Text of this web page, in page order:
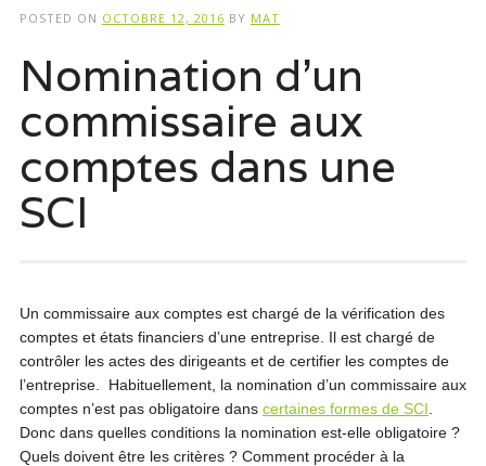
POSTED ON OCTOBRE 12, 2016 BY MAT
Nomination d’un
commissaire aux
comptes dans une
SCI
Un commissaire aux comptes est chargé de la vérification des
comptes et états financiers d’une entreprise. Il est chargé de
contrôler les actes des dirigeants et de certifier les comptes de
l’entreprise. Habituellement, la nomination d’un commissaire aux
comptes n’est pas obligatoire dans certaines formes de SCI
Donc dans quelles conditions la nomination est-elle obligatoire ?
Quels doivent être les critères ? Comment procéder à la